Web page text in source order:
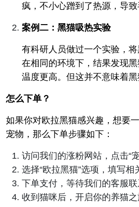
疯，不小心蹭到了热源，导致
案例二：黑猫吸热实验
有科研人员做过一个实验，
在相同的环境下，结果发现
温度更高。但这并不意味着黑
怎么下单？
如果你对欧拉黑猫感兴趣，想要
宠物，那么下单步骤如下：
访问我们的涨粉网站，点击“
选择“欧拉黑猫”选项，填写相
下单支付，等待我们的客服联
收到猫咪后，开启你的养猫之